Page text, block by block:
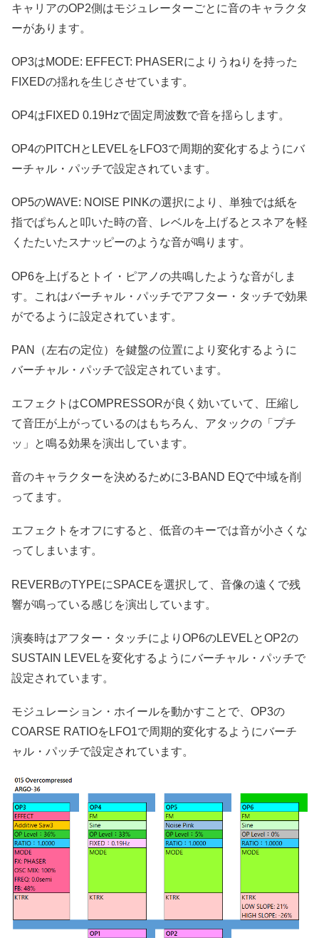
キャリアのOP2側はモジュレーターごとに音のキャラクタ
ーがあります。
OP3はMODE: EFFECT: PHASERによりうねりを持った
FIXEDの揺れを生じさせています。
OP4はFIXED 0.19Hzで固定周波数で音を揺らします。
OP4のPITCHとLEVELをLFO3で周期的変化するようにバ
ーチャル・パッチで設定されています。
OP5のWAVE: NOISE PINKの選択により、単独では紙を
指でぱちんと叩いた時の音、レベルを上げるとスネアを軽
くたたいたスナッピーのような音が鳴ります。
OP6を上げるとトイ・ピアノの共鳴したような音がしま
す。これはバーチャル・パッチでアフター・タッチで効果
がでるように設定されています。
PAN（左右の定位）を鍵盤の位置により変化するように
バーチャル・パッチで設定されています。
エフェクトはCOMPRESSORが良く効いていて、圧縮し
て音圧が上がっているのはもちろん、アタックの「プチ
ッ」と鳴る効果を演出しています。
音のキャラクターを決めるために3-BAND EQで中域を削
ってます。
エフェクトをオフにすると、低音のキーでは音が小さくな
ってしまいます。
REVERBのTYPEにSPACEを選択して、音像の遠くで残
響が鳴っている感じを演出しています。
演奏時はアフター・タッチによりOP6のLEVELとOP2の
SUSTAIN LEVELを変化するようにバーチャル・パッチで
設定されています。
モジュレーション・ホイールを動かすことで、OP3の
COARSE RATIOをLFO1で周期的変化するようにバーチ
ャル・パッチで設定されています。